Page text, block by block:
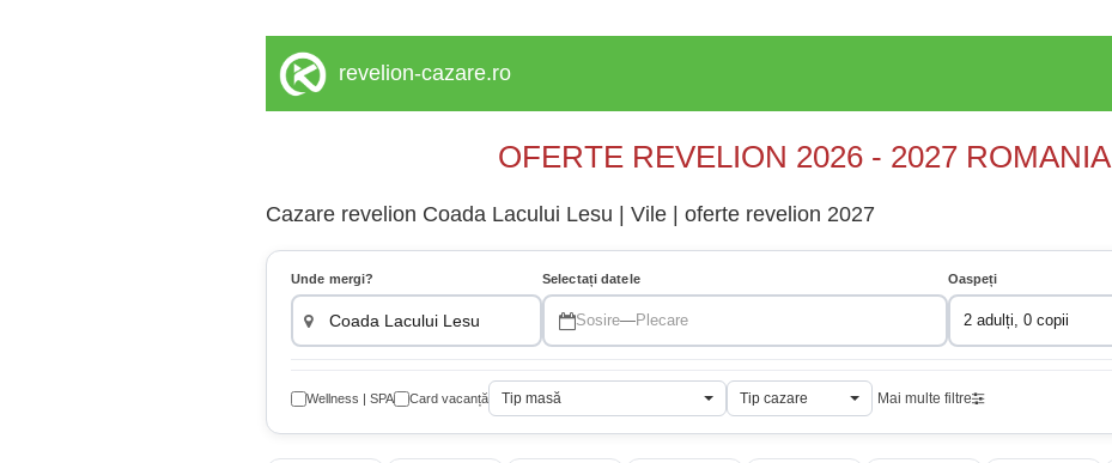
revelion-cazare.ro
OFERTE REVELION 2026 - 2027 ROMANIA
Cazare revelion Coada Lacului Lesu | Vile | oferte revelion 2027
Unde mergi? Selectați datele
Sosire—Plecare
Oaspeți
2 adulți, 0 copii
Wellness | SPA Card vacanță Tip masă Tip cazare Mai multe filtre